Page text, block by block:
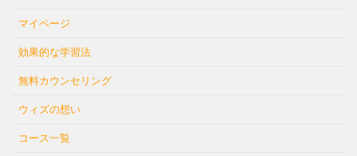
マイページ
効果的な学習法
無料カウンセリング
ウィズの想い
コース一覧